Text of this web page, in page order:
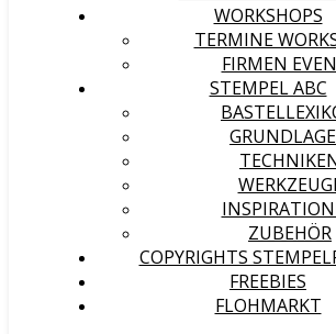
WORKSHOPS
TERMINE
FIRMEN
STEMPEL ABC
ZUBEHÖR
COPYRIGHTS
FREEBIES
FLOHMARKT